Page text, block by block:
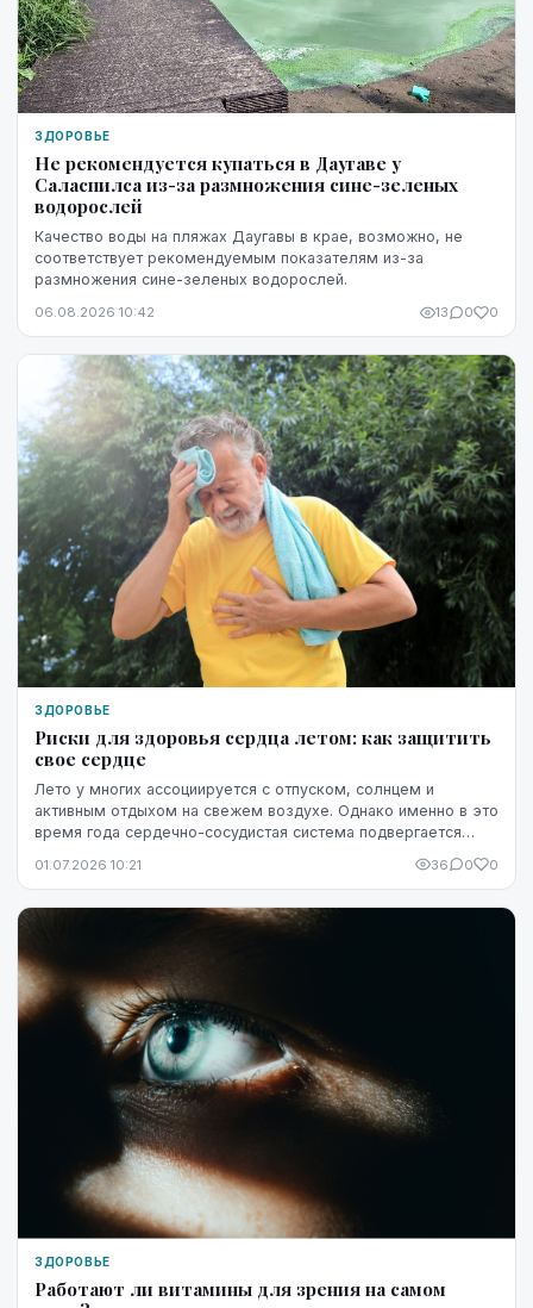
ЗДОРОВЬЕ
Не рекомендуется купаться в Даугаве у
Саласпилса из-за размножения сине-зеленых
водорослей
Качество воды на пляжах Даугавы в крае, возможно, не
соответствует рекомендуемым показателям из-за
размножения сине-зеленых водорослей.
06.08.2026 10:42 13 0 0
ЗДОРОВЬЕ
Риски для здоровья сердца летом: как защитить
свое сердце
Лето у многих ассоциируется с отпуском, солнцем и
активным отдыхом на свежем воздухе. Однако именно в это
время года сердечно-сосудистая система подвергается
01.07.2026 10:21 36 0 0
ЗДОРОВЬЕ
Работают ли витамины для зрения на самом